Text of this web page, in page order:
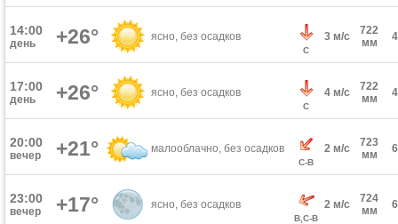
14:00
день +26° ясно, без осадков
С
3 м/с
722
мм
17:00
день +26° ясно, без осадков
С
4 м/с
722
мм
20:00
вечер +21° малооблачно, без осадков
С-В
2 м/с
723
мм
23:00
вечер +17° ясно, без осадков
В,С-В
2 м/с
724
мм